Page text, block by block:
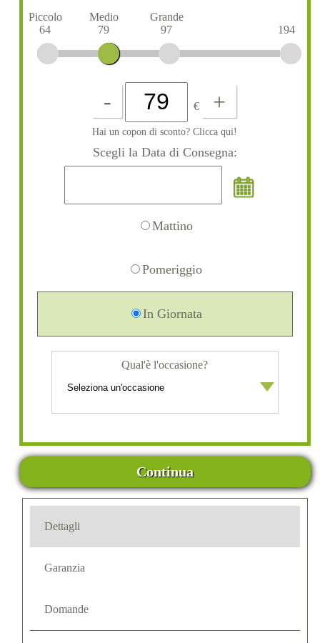
Piccolo
64
Medio
79
Grande
97
194
- € +
Hai un copon di sconto? Clicca qui!
Scegli la Data di Consegna:
Mattino
Pomeriggio
In Giornata
Qual'è l'occasione?
Continua
Dettagli
Garanzia
Domande